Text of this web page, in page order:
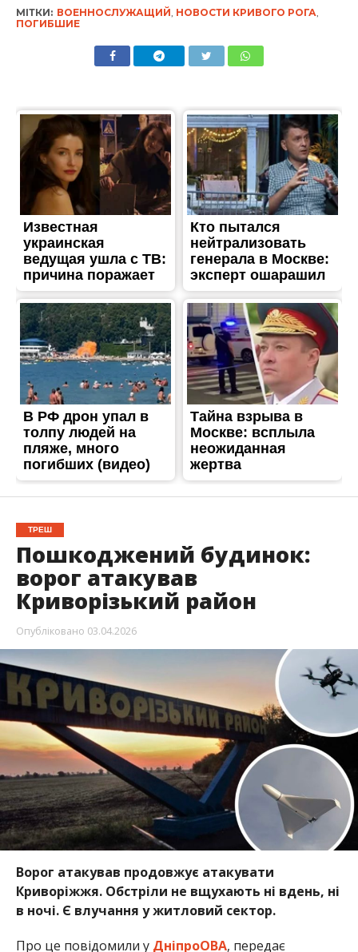
МІТКИ: ВОЕННОСЛУЖАЩИЙ, НОВОСТИ КРИВОГО РОГА,
ПОГИБШИЕ
ТРЕШ
Пошкоджений будинок:
ворог атакував
Криворізький район
Опубліковано 03.04.2026
Ворог атакував продовжує атакувати
Криворіжжя. Обстріли не вщухають ні вдень, ні
в ночі. Є влучання у житловий сектор.
Про це повідомили у ДніпроОВА, передає